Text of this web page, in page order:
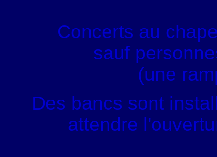
Concerts au
sauf
(une
Des bancs sont
attendre